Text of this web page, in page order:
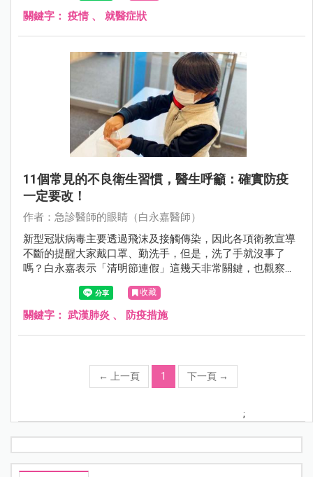
關鍵字： 疫情 、 就醫症狀
11個常見的不良衛生習慣，醫生呼籲：確實防疫
一定要改！
作者：急診醫師的眼睛（白永嘉醫師）
新型冠狀病毒主要透過飛沫及接觸傳染，因此各項衛教宣導
不斷的提醒大家戴口罩、勤洗手，但是，洗了手就沒事了
嗎？白永嘉表示「清明節連假」這幾天非常關鍵，也觀察到
大家最容易忽視的11種不良衛生習慣，最好可以改過來，來
看看你有沒有......
收藏
關鍵字： 武漢肺炎 、 防疫措施
← 上一頁 1 下一頁 →
;